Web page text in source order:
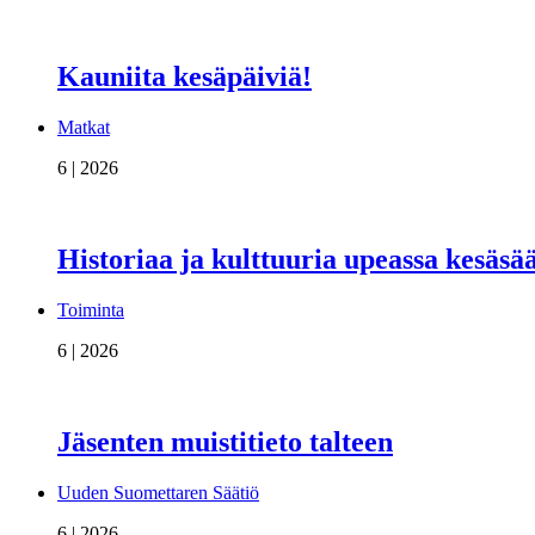
Kauniita kesäpäiviä!
Matkat
6 | 2026
Historiaa ja kulttuuria upeassa
Toiminta
6 | 2026
Jäsenten muistitieto talteen
Uuden Suomettaren Säätiö